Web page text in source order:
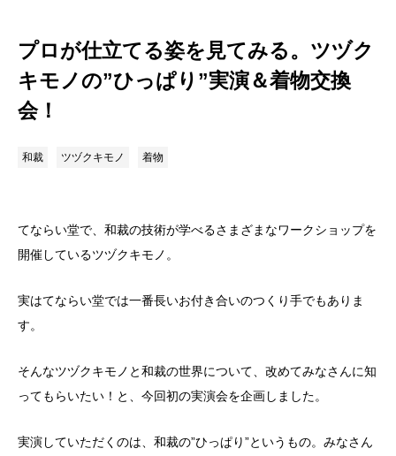
プロが仕立てる姿を見てみる。ツヅク
キモノの”ひっぱり”実演＆着物交換
会！
和裁 ツヅクキモノ 着物
てならい堂で、和裁の技術が学べるさまざまなワークショップを
開催しているツヅクキモノ。
実はてならい堂では一番長いお付き合いのつくり手でもありま
す。
そんなツヅクキモノと和裁の世界について、改めてみなさんに知
ってもらいたい！と、今回初の実演会を企画しました。
実演していただくのは、和裁の”ひっぱり”というもの。みなさん